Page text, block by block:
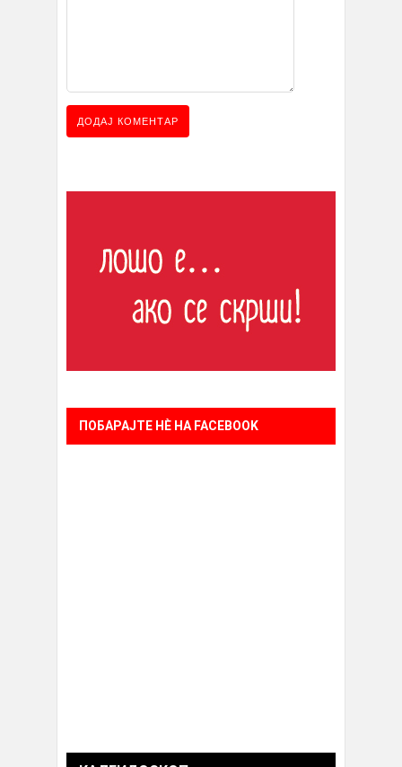
ПОБАРАЈТЕ НÈ НА FACEBOOK